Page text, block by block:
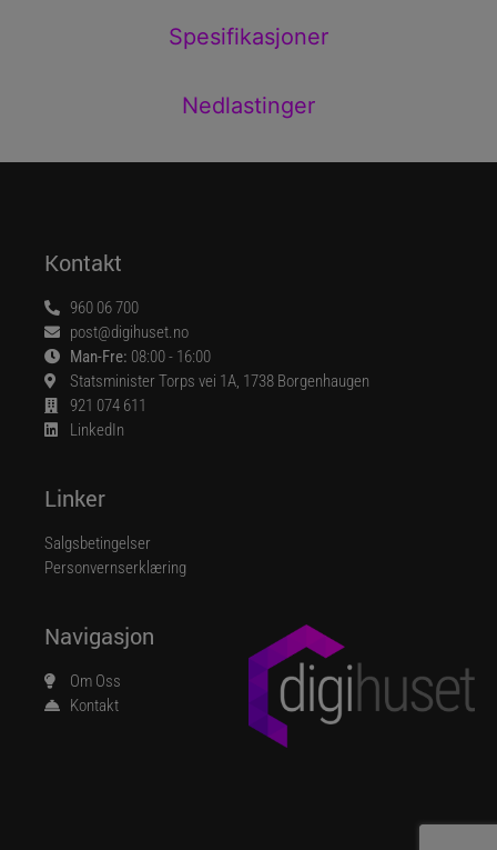
Spesifikasjoner
Nedlastinger
Navigasjon
Om Oss
Kontakt
Linker
Salgsbetingelser
Personvernserklæring
Kontakt
960 06 700
post@digihuset.no
Man-Fre: 08:00 - 16:00
Statsminister Torps vei 1A, 1738 Borgenhaugen
921 074 611
LinkedIn